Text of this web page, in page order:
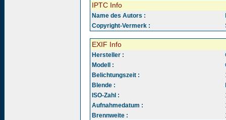
IPTC Info
Name des Autors :
Copyright-Vermerk :
EXIF Info
Hersteller :
Modell :
Belichtungszeit :
Blende :
ISO-Zahl :
Aufnahmedatum :
Brennweite :